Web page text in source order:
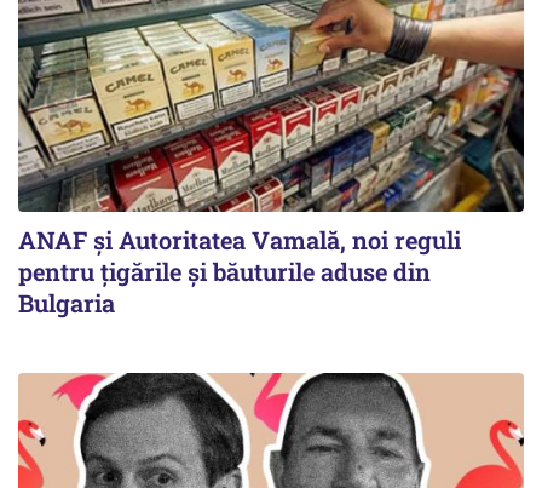
ANAF și Autoritatea Vamală, noi reguli
pentru țigările și băuturile aduse din
Bulgaria